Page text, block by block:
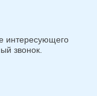
интересующего
звонок.